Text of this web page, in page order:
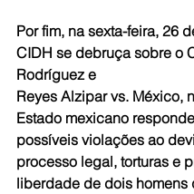
Por fim, na sexta-feira, 26
CIDH se debruça sobre o
Rodríguez e
Reyes Alzipar vs. México,
Estado mexicano
possíveis violações ao
processo legal, torturas e
liberdade de dois homens